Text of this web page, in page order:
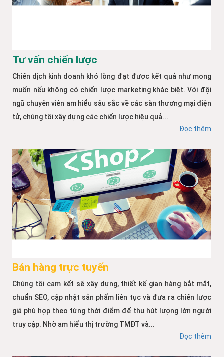
Tư vấn chiến lược
Chiến dịch kinh doanh khó lòng đạt được kết quả như mong
muốn nếu không có chiến lược marketing khác biệt. Với đội
ngũ chuyên viên am hiểu sâu sắc về các sàn thương mại điện
tử, chúng tôi xây dựng các chiến lược hiệu quả...
Đọc thêm
Bán hàng trực tuyến
Chúng tôi cam kết sẽ xây dựng, thiết kế gian hàng bắt mắt,
chuẩn SEO, cập nhật sản phẩm liên tục và đưa ra chiến lược
giá phù hợp theo từng thời điểm để thu hút lượng lớn người
truy cập. Nhờ am hiểu thị trường TMĐT và...
Đọc thêm